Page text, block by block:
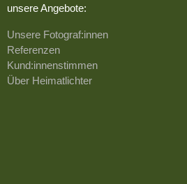
unsere Angebote:
Unsere Fotograf:innen
Referenzen
Kund:innenstimmen
Über Heimatlichter